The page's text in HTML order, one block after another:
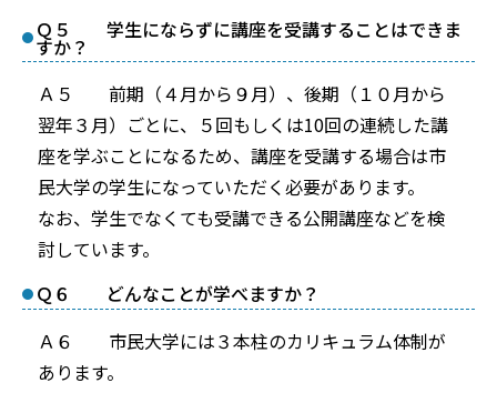
Ｑ５ 学生にならずに講座を受講することはできま
すか？
Ａ５ 前期（４月から９月）、後期（１０月から
翌年３月）ごとに、５回もしくは10回の連続した講
座を学ぶことになるため、講座を受講する場合は市
民大学の学生になっていただく必要があります。
なお、学生でなくても受講できる公開講座などを検
討しています。
Ｑ６ どんなことが学べますか？
Ａ６ 市民大学には３本柱のカリキュラム体制が
あります。